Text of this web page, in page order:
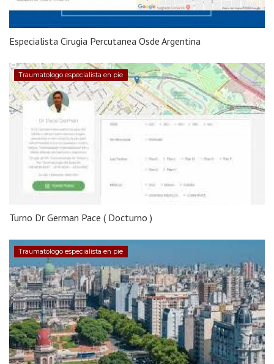
Especialista Cirugia Percutanea Osde Argentina
Traumatologo especialista en pie
Turno Dr German Pace ( Docturno )
Traumatologo especialista en pie